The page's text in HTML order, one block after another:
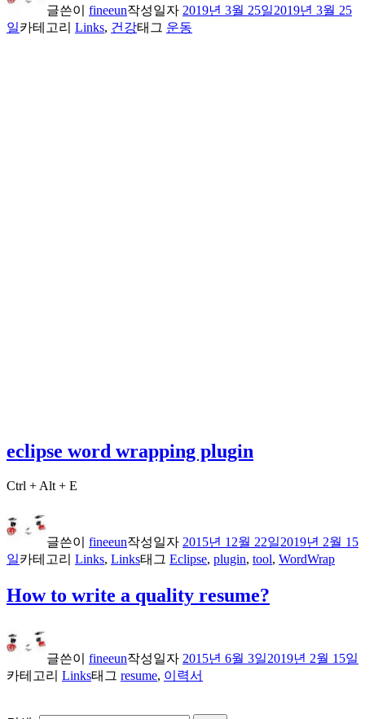
글쓴이 fineeun작성일자 2019년 3월 25일2019년 3월 25
일카테고리 Links, 건강태그 운동
eclipse word wrapping plugin
Ctrl + Alt + E
글쓴이 fineeun작성일자 2015년 12월 22일2019년 2월 15
일카테고리 Links, Links태그 Eclipse, plugin, tool, WordWrap
How to write a quality resume?
글쓴이 fineeun작성일자 2015년 6월 3일2019년 2월 15일
카테고리 Links태그 resume, 이력서